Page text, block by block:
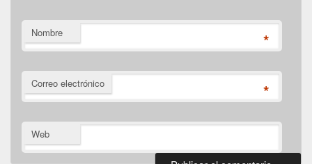
Nombre *
Correo electrónico *
Web